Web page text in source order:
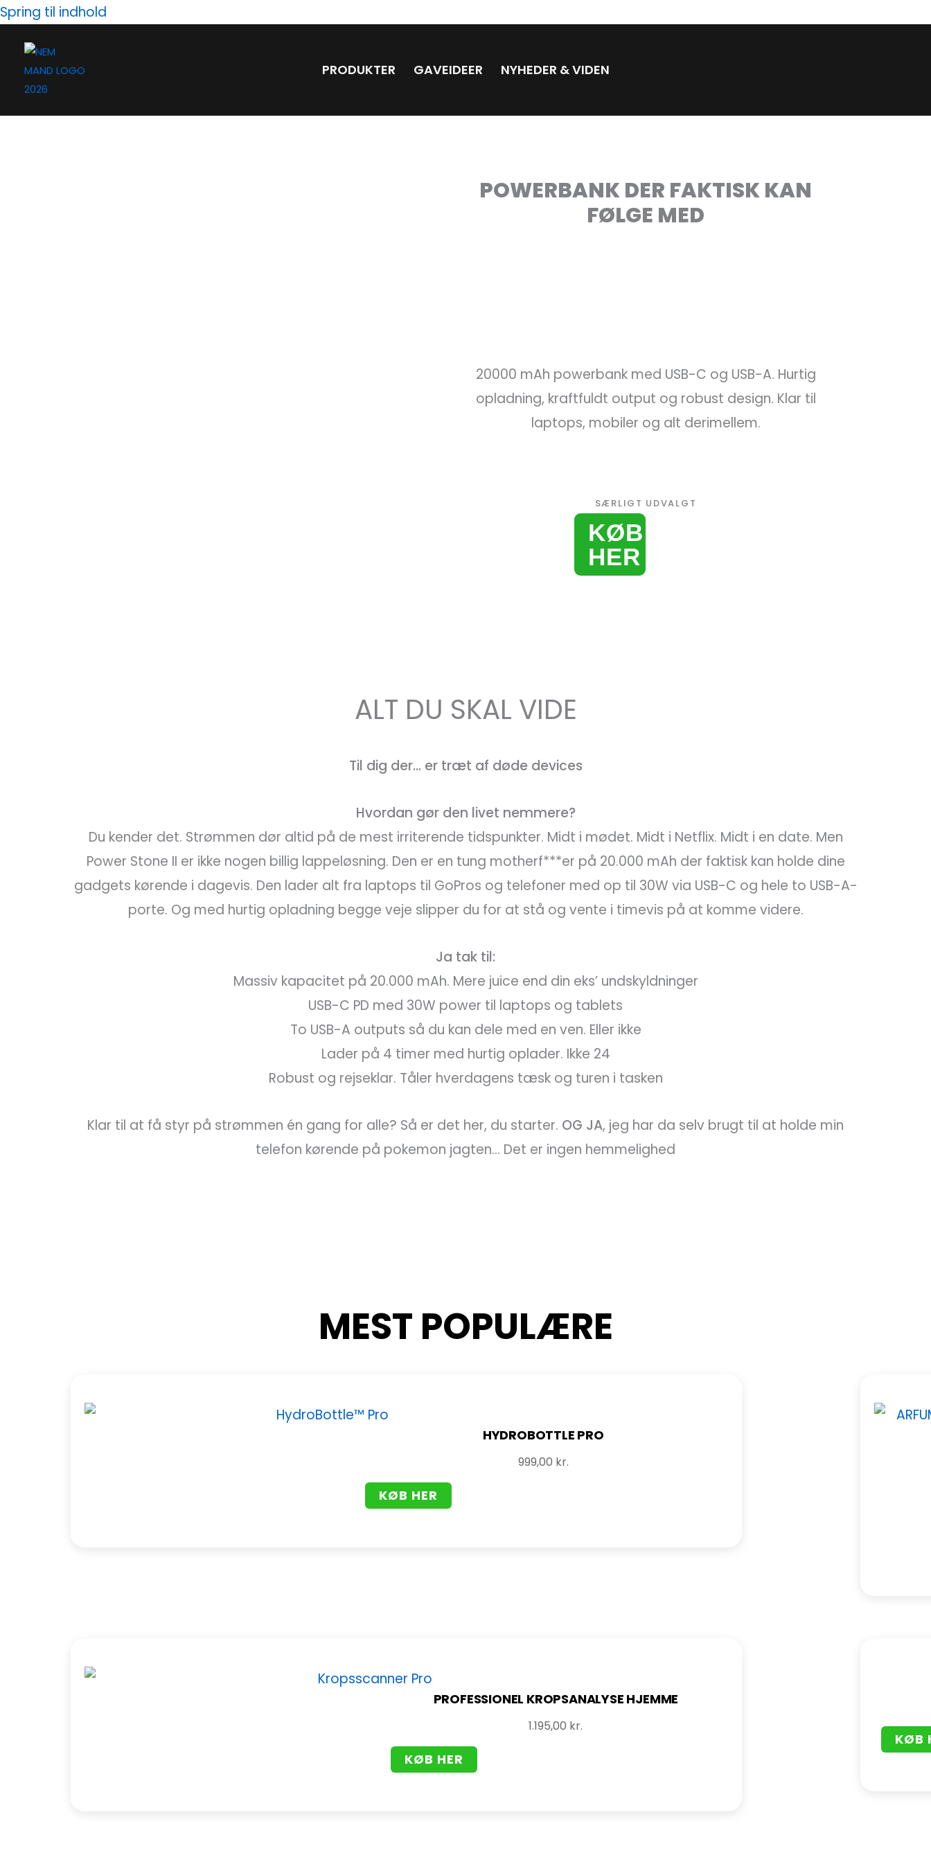
Spring til indhold
PRODUKTER GAVEIDEER NYHEDER & VIDEN
POWERBANK DER FAKTISK KAN
FØLGE MED
20000 mAh powerbank med USB-C og USB-A. Hurtig
opladning, kraftfuldt output og robust design. Klar til
laptops, mobiler og alt derimellem.
SÆRLIGT UDVALGT
KØB
HER
ALT DU SKAL VIDE
Til dig der… er træt af døde devices
Hvordan gør den livet nemmere?
Du kender det. Strømmen dør altid på de mest irriterende tidspunkter. Midt i mødet. Midt i Netflix. Midt i en date. Men
Power Stone II er ikke nogen billig lappeløsning. Den er en tung motherf***er på 20.000 mAh der faktisk kan holde dine
gadgets kørende i dagevis. Den lader alt fra laptops til GoPros og telefoner med op til 30W via USB-C og hele to USB-A-
porte. Og med hurtig opladning begge veje slipper du for at stå og vente i timevis på at komme videre.
Ja tak til:
Massiv kapacitet på 20.000 mAh. Mere juice end din eks’ undskyldninger
USB-C PD med 30W power til laptops og tablets
To USB-A outputs så du kan dele med en ven. Eller ikke
Lader på 4 timer med hurtig oplader. Ikke 24
Robust og rejseklar. Tåler hverdagens tæsk og turen i tasken
Klar til at få styr på strømmen én gang for alle? Så er det her, du starter. OG JA, jeg har da selv brugt til at holde min
telefon kørende på pokemon jagten… Det er ingen hemmelighed
MEST POPULÆRE
HYDROBOTTLE PRO
999,00 kr.
KØB HER
PROFESSIONEL KROPSANALYSE HJEMME
1.195,00 kr.
KØB HER
KØB